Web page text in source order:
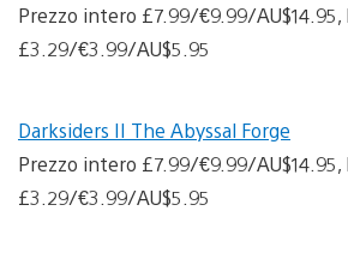
Prezzo intero £7.99/€9.99/
£3.29/€3.99/AU$5.95
Darksiders II The Abyssal Forge
Prezzo intero £7.99/€9.99/
£3.29/€3.99/AU$5.95